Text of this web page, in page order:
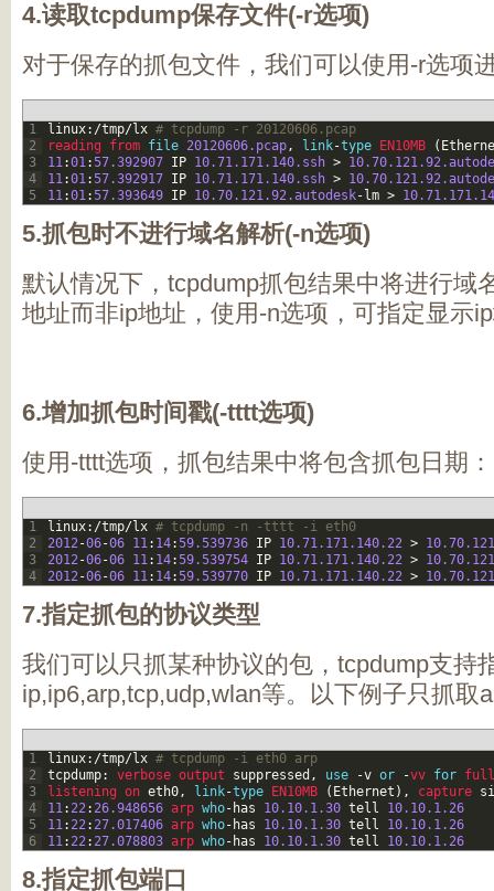
4.读取tcpdump保存文件(-r选项)
对于保存的抓包文件，我们可以使用-r选项
1
2
3
4
5
linux: /tmp/lx # tcpdump -r 20120606.pcap
reading from file 20120606.pcap, link-type EN10MB (
11:01:57.392907 IP 10.71.171.140.ssh >
11:01:57.392917 IP 10.71.171.140.ssh >
11:01:57.393649 IP 10.70.121.92.autodesk- lm >
5.抓包时不进行域名解析(-n选项)
默认情况下，tcpdump抓包结果中将进行域
地址而非ip地址，使用-n选项，可指定显示
6.增加抓包时间戳(-tttt选项)
使用-tttt选项，抓包结果中将包含抓包日期：
1
2
3
4
linux: /tmp/lx # tcpdump -n -tttt -i eth0
2012-06-06 11: 14:59.539736 IP 10.71.171.140.22 >
2012-06-06 11: 14:59.539754 IP 10.71.171.140.22 >
2012-06-06 11: 14:59.539770 IP 10.71.171.140.22 >
7.指定抓包的协议类型
我们可以只抓某种协议的包，tcpdump支持
ip,ip6,arp,tcp,udp,wlan等。以下例子只抓取
1
2
3
4
5
6
linux: /tmp/lx # tcpdump -i eth0 arp
tcpdump: verbose output suppressed , use -v or -vv for
listening on eth0, link-type EN10MB ( Ethernet ) , capture
11:22:26.948656 arp who- has 10.10.1.30 tell
10.10.1.26
11:22:27.017406 arp who- has 10.10.1.30 tell
10.10.1.26
11:22:27.078803 arp who- has 10.10.1.30 tell 10.10.1.26
8.指定抓包端口